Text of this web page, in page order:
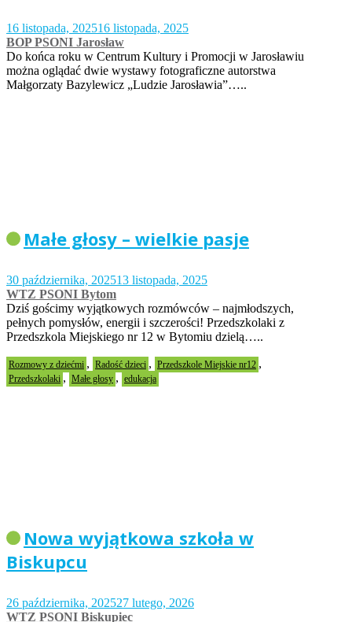
16 listopada, 202516 listopada, 2025
BOP PSONI Jarosław
Do końca roku w Centrum Kultury i Promocji w Jarosławiu
można oglądać dwie wystawy fotograficzne autorstwa
Małgorzaty Bazylewicz „Ludzie Jarosławia”…..
Małe głosy – wielkie pasje
30 października, 202513 listopada, 2025
WTZ PSONI Bytom
Dziś gościmy wyjątkowych rozmówców – najmłodszych,
pełnych pomysłów, energii i szczerości! Przedszkolaki z
Przedszkola Miejskiego nr 12 w Bytomiu dzielą…..
Rozmowy z dziećmi , Radość dzieci , Przedszkole Miejskie nr12 ,
Przedszkolaki , Małe głosy , edukacja
Nowa wyjątkowa szkoła w
Biskupcu
26 października, 202527 lutego, 2026
WTZ PSONI Biskupiec